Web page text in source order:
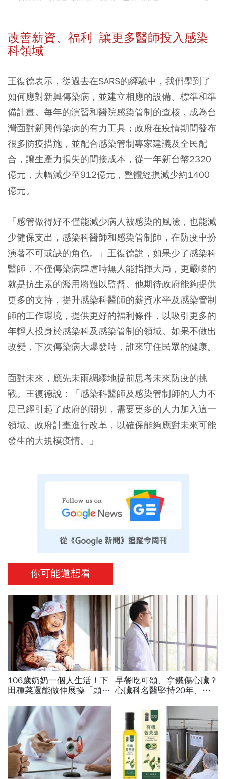
改善薪資、福利 讓更多醫師投入感染
科領域
王復德表示，從過去在SARS的經驗中，我們學到了
如何應對新興傳染病，並建立相應的設備、標準和準
備計畫。每年的演習和醫院感染管制的查核，成為台
灣面對新興傳染病的有力工具；政府在疫情期間發布
很多防疫措施，並配合感染管制專家建議及全民配
合，讓生產力損失的間接成本，從一年新台幣2320
億元，大幅減少至912億元，整體經損減少約1400
億元。
「感管做得好不僅能減少病人被感染的風險，也能減
少健保支出，感染科醫師和感染管制師，在防疫中扮
演著不可或缺的角色。」王復德說，如果少了感染科
醫師，不僅傳染病肆虐時無人能指揮大局，更嚴峻的
就是抗生素的濫用將難以監督。他期待政府能夠提供
更多的支持，提升感染科醫師的薪資水平及感染管制
師的工作環境，提供更好的福利條件，以吸引更多的
年輕人投身於感染科及感染管制的領域。如果不做出
改變，下次傳染病大爆發時，誰來守住民眾的健康。
面對未來，應先未雨綢繆地提前思考未來防疫的挑
戰。王復德說：「感染科醫師及感染管制師的人力不
足已經引起了政府的關切，需要更多的人力加入這一
領域。政府計畫進行改革，以確保能夠應對未來可能
發生的大規模疫情。」
你可能還想看
106歲奶奶一個人生活！下
田種菜還能做伸展操「頭貼
訣：每天早餐都喝「這1碗
湯」
早餐吃可頌、拿鐵傷心臟？
心臟科名醫堅持20年、早
喝咖啡前先喝「這1杯」更
護心